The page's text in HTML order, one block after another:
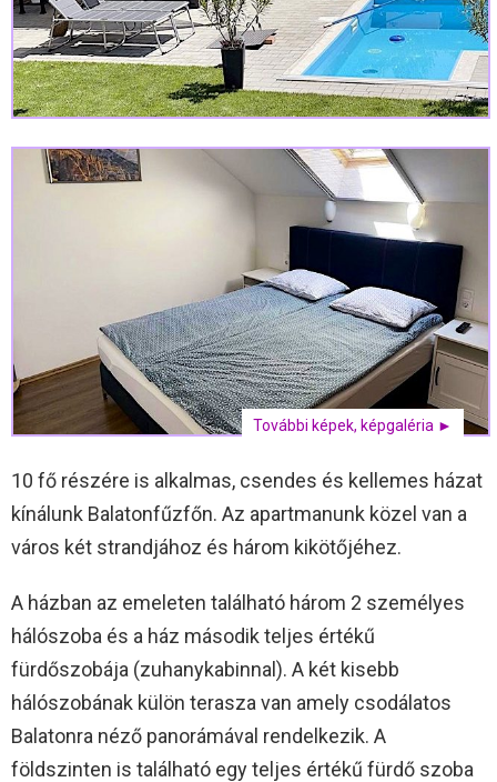
További képek, képgaléria ►
10 fő részére is alkalmas, csendes és kellemes házat
kínálunk Balatonfűzfőn. Az apartmanunk közel van a
város két strandjához és három kikötőjéhez.
A házban az emeleten található három 2 személyes
hálószoba és a ház második teljes értékű
fürdőszobája (zuhanykabinnal). A két kisebb
hálószobának külön terasza van amely csodálatos
Balatonra néző panorámával rendelkezik. A
földszinten is található egy teljes értékű fürdő szoba